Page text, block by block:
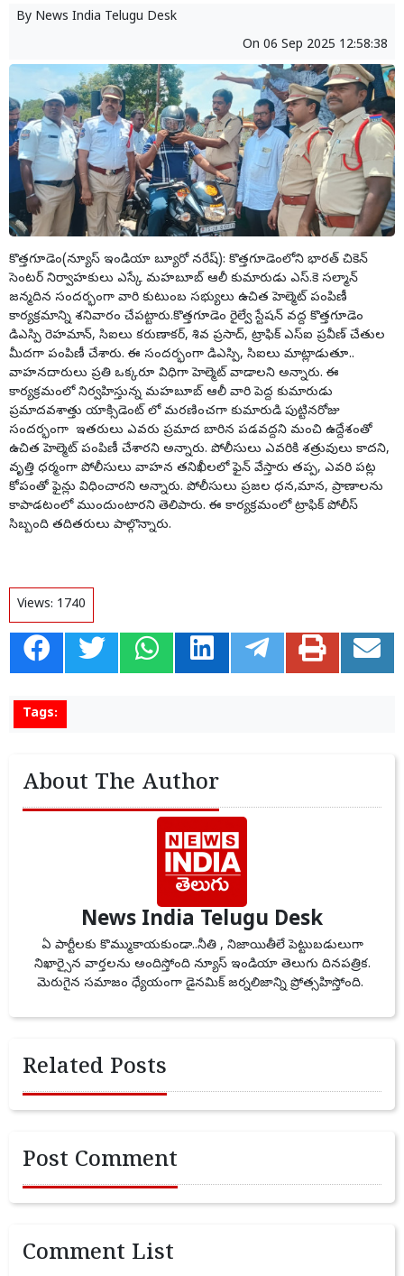
By News India Telugu Desk
On 06 Sep 2025 12:58:38
కొత్తగూడెం(న్యూస్ ఇండియా బ్యూరో నరేష్): కొత్తగూడెంలోని భారత్ చికెన్
సెంటర్ నిర్వాహకులు ఎస్కే మహబూబ్ ఆలీ కుమారుడు ఎస్.కె సల్మాన్
జన్మదిన సందర్భంగా వారి కుటుంబ సభ్యులు ఉచిత హెల్మెట్ పంపిణీ
కార్యక్రమాన్ని శనివారం చేపట్టారు.కొత్తగూడెం రైల్వే స్టేషన్ వద్ద కొత్తగూడెం
డిఎస్పి రెహమాన్, సిఐలు కరుణాకర్, శివ ప్రసాద్, ట్రాఫిక్ ఎస్ఐ ప్రవీణ్ చేతుల
మీదగా పంపిణీ చేశారు. ఈ సందర్భంగా డిఎస్పి, సిఐలు మాట్లాడుతూ..
వాహనదారులు ప్రతి ఒక్కరూ విధిగా హెల్మెట్ వాడాలని అన్నారు. ఈ
కార్యక్రమంలో నిర్వహిస్తున్న మహబూబ్ ఆలీ వారి పెద్ద కుమారుడు
ప్రమాదవశాత్తు యాక్సిడెంట్ లో మరణించగా కుమారుడి పుట్టినరోజు
సందర్భంగా ఇతరులు ఎవరు ప్రమాద బారిన పడవద్దని మంచి ఉద్దేశంతో
ఉచిత హెల్మెట్ పంపిణీ చేశారని అన్నారు. పోలీసులు ఎవరికి శత్రువులు కాదని,
వృత్తి ధర్మంగా పోలీసులు వాహన తనిఖీలలో ఫైన్ వేస్తారు తప్ప, ఎవరి పట్ల
కోపంతో ఫైన్లు విధించారని అన్నారు. పోలీసులు ప్రజల ధన,మాన, ప్రాణాలను
కాపాడటంలో ముందుంటారని తెలిపారు. ఈ కార్యక్రమంలో ట్రాఫిక్ పోలీస్
సిబ్బంది తదితరులు పాల్గొన్నారు.
Views: 1740
Tags:
About The Author
News India Telugu Desk
ఏ పార్టీలకు కొమ్ముకాయకుండా..నీతి , నిజాయితీలే పెట్టుబడులుగా
నిఖార్సైన వార్తలను అందిస్తోంది న్యూస్ ఇండియా తెలుగు దినపత్రిక.
మెరుగైన సమాజం ధ్యేయంగా డైనమిక్ జర్నలిజాన్ని ప్రోత్సహిస్తోంది.
Related Posts
Post Comment
Comment List